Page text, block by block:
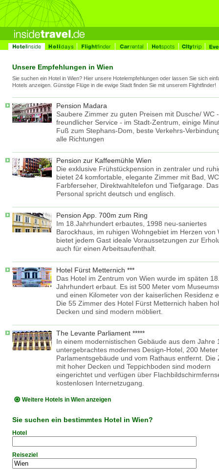
Unsere Empfehlungen in Wien
Sie suchen ein Hotel in Wien? Hier unsere Hotelempfehlungen oder lassen Sie sich
Hotels anzeigen. Günstige Flüge in die ewige Stadt finden Sie mit unserem Flightfinder!
Pension Madara
Saubere Zimmer zu guten Preisen mit Dusche/ WC -
freundlicher Service - im Stadt-Zentrum, einige
Fuß zum Stephans-Dom, beste Verkehrs-
alle Richtungen
Pension zur Kaffeemühle Wien
Die exklusive Frühstückpension in zentraler und
bietet 24 komfortable, elegante Zimmer mit Bad,
Farbferseher, Direktwahltelefon und Tiefgarage. Das
Personal spricht deutsch und englisch.
Pension App. 700m zum Ring
Im 18.Jahrhundert erbautes, 1998 neu-saniertes
Barockhaus, im ruhigen Wohngebiet im Herzen von
bietet jedem Gast ideale Voraussetzungen zur
auch für einen Arbeitsaufenthalt.
Hotel Fürst Metternich ***
Das Hotel im Zentrum von Wien wurde im späten
Jahrhundert erbaut. Es ist 500 Meter vom
und einen Kilometer von der kaiserlichen Residenz
Die 55 Zimmer des Hotel Fürst Metternich haben
Decken und sind modern möbliert.
The Levante Parliament *****
In einem modernistischen Gebäude aus dem Jahre
untergebrachtes modernes Design-Hotel, 200
Parlamentsgebäude und vom Rathaus entfernt. Die
mit hoher Decken und Teppichboden sind modern
eingerichtet und verfügen über
kostenlosen Internetzugang.
Weitere Hotels in Wien anzeigen
Sie suchen ein bestimmtes Hotel in Wien?
Hotel
Reiseziel